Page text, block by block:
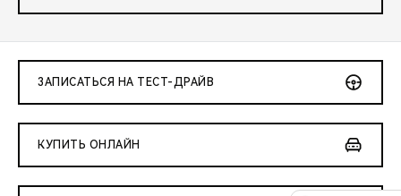
ЗАПИСАТЬСЯ НА ТЕСТ-ДРАЙВ
КУПИТЬ ОНЛАЙН